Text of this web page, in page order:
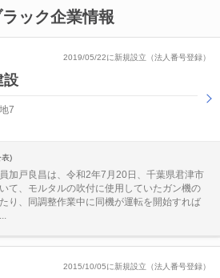
ック企業情報
2019/05/22に新規設立（法人番号登録）
設
7
)
加戸良昌は、令和2年7月20日、千葉県君津市
て、モルタルの吹付に使用していたガン機の
り、同調整作業中に同機が運転を開始すれば
2015/10/05に新規設立（法人番号登録）